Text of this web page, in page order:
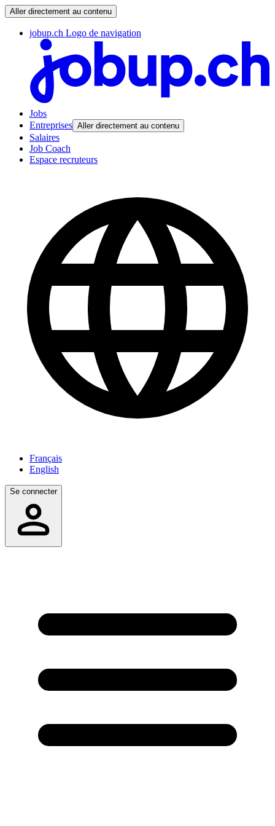
Aller directement au contenu
jobup.ch Logo de navigation
Jobs
Entreprises Aller directement au contenu
Salaires
Job Coach
Espace recruteurs
Français
English
Se connecter